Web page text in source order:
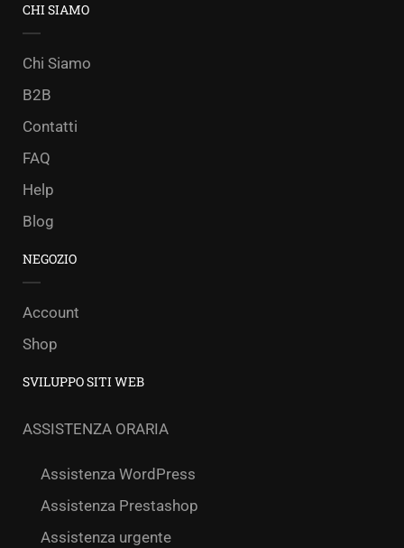
CHI SIAMO
Chi Siamo
B2B
Contatti
FAQ
Help
Blog
NEGOZIO
Account
Shop
SVILUPPO SITI WEB
ASSISTENZA ORARIA
Assistenza WordPress
Assistenza Prestashop
Assistenza urgente